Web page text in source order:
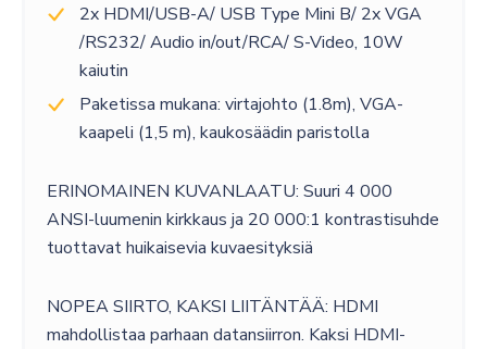
2x HDMI/USB-A/ USB Type Mini B/ 2x VGA
/RS232/ Audio in/out/RCA/ S-Video, 10W
kaiutin
Paketissa mukana: virtajohto (1.8m), VGA-
kaapeli (1,5 m), kaukosäädin paristolla
ERINOMAINEN KUVANLAATU: Suuri 4 000
ANSI-luumenin kirkkaus ja 20 000:1 kontrastisuhde
tuottavat huikaisevia kuvaesityksiä
NOPEA SIIRTO, KAKSI LIITÄNTÄÄ: HDMI
mahdollistaa parhaan datansiirron. Kaksi HDMI-